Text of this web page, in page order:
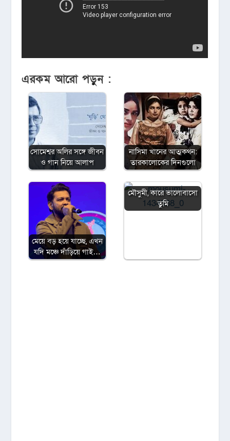
এরকম আরো পড়ুন :
সোমেশ্বর অলির সঙ্গে জীবন
ও গান নিয়ে আলাপ
নাসিমা খানের আত্মকথন:
তারকালোকের দিনগুলো
মেয়ে বড় হয়ে যাচ্ছে, এখন
যদি মঞ্চে দাঁড়িয়ে গাই…
মৌসুমী, কারে ভালোবাসো
তুমি